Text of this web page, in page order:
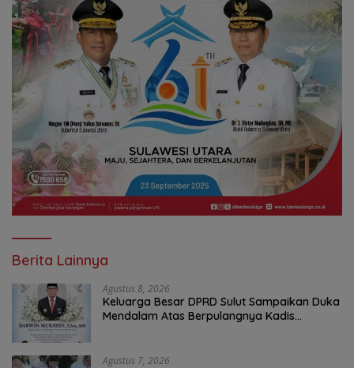
Berita Lainnya
Agustus 8, 2026
Keluarga Besar DPRD Sulut Sampaikan Duka
Mendalam Atas Berpulangnya Kadis
Agustus 7, 2026